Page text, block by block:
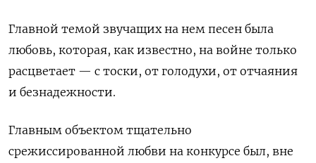
Главной темой звучащих на нем песен была
любовь, которая, как известно, на войне только
расцветает — с тоски, от голодухи, от отчаяния
и безнадежности.
Главным объектом тщательно
срежиссированной любви на конкурсе был, вне